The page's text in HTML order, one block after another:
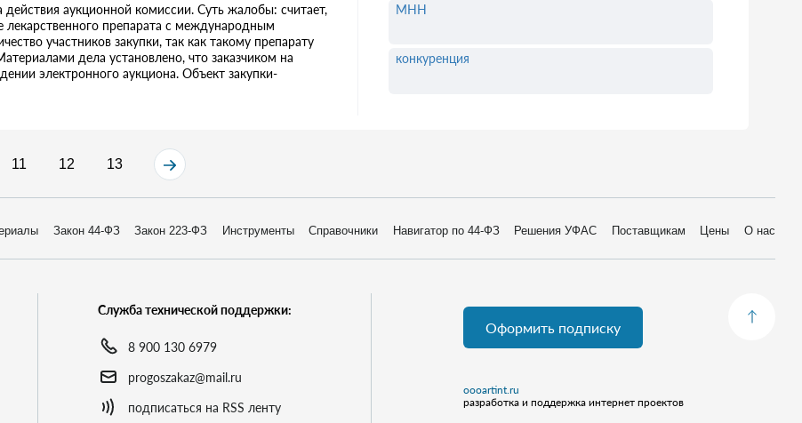
аукционной комиссии. Суть жалобы: считает,
лекарственного препарата с международным
участников закупки, так как такому препарату
дела установлено, что заказчиком на
электронного аукциона. Объект закупки-
МНН
конкуренция
11 12 13
Закон 44-ФЗ Закон 223-ФЗ Инструменты Справочники Навигатор по 44-ФЗ Решения УФАС Поставщикам Цены О нас
Служба технической поддержки:
8 900 130 6979
progoszakaz@mail.ru
подписаться на RSS ленту
Оформить подписку
oooartint.ru
разработка и поддержка интернет проектов